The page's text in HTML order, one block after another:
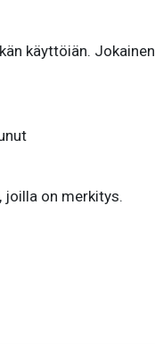
käyttöiän. Jokainen
joilla on merkitys.